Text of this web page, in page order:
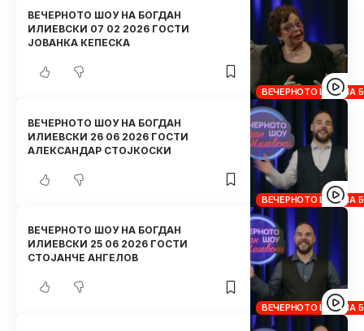
ВЕЧЕРНОТО ШОУ НА
ВЕЧЕРНОТО ШОУ НА БОГДАН
ИЛИЕВСКИ 07 02 2026 ГОСТИ
ЈОВАНКА КЕПЕСКА
ВЕЧЕРНОТО ШОУ НА
ВЕЧЕРНОТО ШОУ НА БОГДАН
ИЛИЕВСКИ 26 06 2026 ГОСТИ
АЛЕКСАНДАР СТОЈКОСКИ
ВЕЧЕРНОТО ШОУ НА
ВЕЧЕРНОТО ШОУ НА БОГДАН
ИЛИЕВСКИ 25 06 2026 ГОСТИ
СТОЈАНЧЕ АНГЕЛОВ